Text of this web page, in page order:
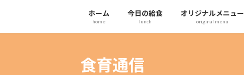
ホーム
home
今日の給食
lunch
オリジナルメニュー
original menu
食育通信